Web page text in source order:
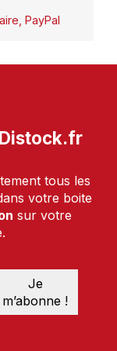
PayPal
tous les
votre boite
sur votre